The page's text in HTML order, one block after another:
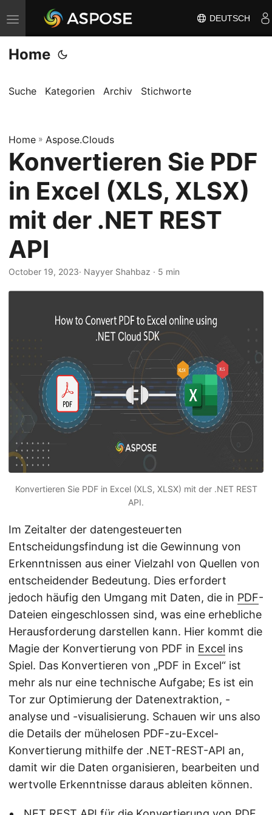
N
a
v
g
i
o
n
u
c
h
a
l
DEUTSCH
Home
Suche Kategorien Archiv Stichworte
Home » Aspose.Clouds
Konvertieren Sie PDF
in Excel (XLS, XLSX)
mit der .NET REST
API
October 19, 2023· Nayyer Shahbaz · 5 min
Konvertieren Sie PDF in Excel (XLS, XLSX) mit der .NET REST
API.
Im Zeitalter der datengesteuerten
Entscheidungsfindung ist die Gewinnung von
Erkenntnissen aus einer Vielzahl von Quellen von
entscheidender Bedeutung. Dies erfordert
jedoch häufig den Umgang mit Daten, die in PDF-
Dateien eingeschlossen sind, was eine erhebliche
Herausforderung darstellen kann. Hier kommt die
Magie der Konvertierung von PDF in Excel ins
Spiel. Das Konvertieren von „PDF in Excel“ ist
mehr als nur eine technische Aufgabe; Es ist ein
Tor zur Optimierung der Datenextraktion, -
analyse und -visualisierung. Schauen wir uns also
die Details der mühelosen PDF-zu-Excel-
Konvertierung mithilfe der .NET-REST-API an,
damit wir die Daten organisieren, bearbeiten und
wertvolle Erkenntnisse daraus ableiten können.